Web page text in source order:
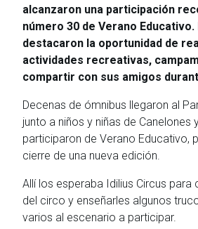
alcanzaron una participación
número 30 de Verano
destacaron la oportunidad de
actividades recreativas,
compartir con sus amigos
Decenas de ómnibus llegaron al
junto a niños y niñas de Canelones
participaron de Verano Educativo,
cierre de una nueva edición.
Allí los esperaba Idilius Circus para
del circo y enseñarles algunos
varios al escenario a participar.